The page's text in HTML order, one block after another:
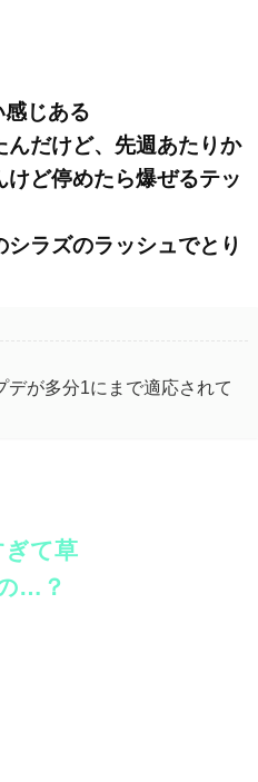
じある
だけど、先週あたりか
ど停めたら爆ぜるテッ
ラズのラッシュでとり
が多分1にまで適応されて
て草
…？